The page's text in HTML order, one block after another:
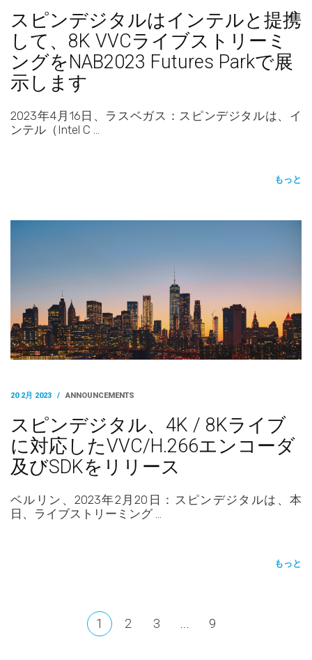
スピンデジタルはインテルと提携
して、8K VVCライブストリーミ
ングをNAB2023 Futures Parkで展
示します
2023年4月16日、ラスベガス：スピンデジタルは、イ
ンテル（Intel C …
もっと
20 2月 2023 / ANNOUNCEMENTS
スピンデジタル、4K / 8Kライブ
に対応したVVC/H.266エンコーダ
及びSDKをリリース
ベルリン、2023年2月20日：スピンデジタルは、本
日、ライブストリーミング …
もっと
1 2 3 9